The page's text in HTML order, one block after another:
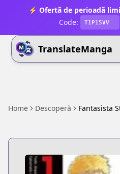
⚡ Ofertă de perioadă
Code:
T1P15VV
TranslateManga
Home Descoperă Fantasista